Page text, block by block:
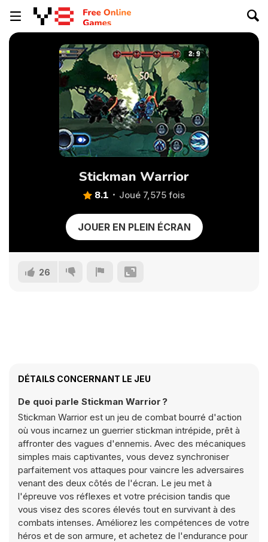
Stickman Warrior
8.1 Joué 7,575 fois
JOUER EN PLEIN ÉCRAN
26
DÉTAILS CONCERNANT LE JEU
De quoi parle Stickman Warrior ?
Stickman Warrior est un jeu de combat bourré d'action
où vous incarnez un guerrier stickman intrépide, prêt à
affronter des vagues d'ennemis. Avec des mécaniques
simples mais captivantes, vous devez synchroniser
parfaitement vos attaques pour vaincre les adversaires
venant des deux côtés de l'écran. Le jeu met à
l'épreuve vos réflexes et votre précision tandis que
vous visez des scores élevés tout en survivant à des
combats intenses. Améliorez les compétences de votre
héros et de son armure, et achetez de l'endurance pour